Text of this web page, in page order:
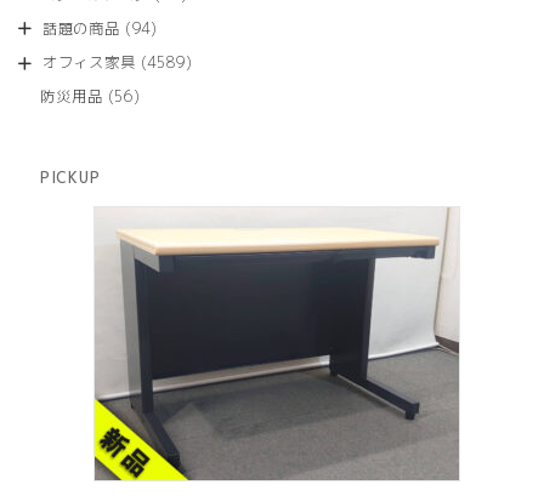
商
話題の商品 9494
の
オフィス家具 45894589
防災用品 5656
PICKUP